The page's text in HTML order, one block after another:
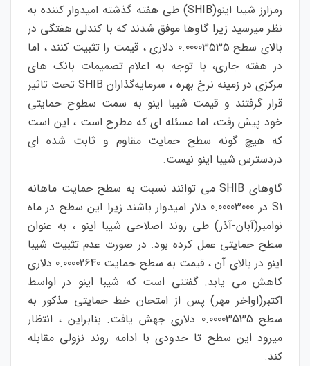
رمزارز شیبا اینو(SHIB) طی هفته گذشته امیدوار کننده به
نظر میرسید زیرا گاوها موفق شدند که با کندلی هفتگی در
بالای سطح 0.00003535 دلاری ، قیمت را تثبیت کنند ، اما
در هفته جاری، با توجه به اعلام تصمیمات بانک های
مرکزی در زمینه نرخ بهره ، سرمایه‌گذاران SHIB تحت تاثیر
قرار گرفتند و قیمت‌ شیبا اینو به سمت سطوح حمایتی
خود پیش رفت، اما مسئله ای که مطرح است ، این است
که هیچ گونه سطح حمایت مقاوم و ثابت شده ای
دردسترس شیبا اینو نیست.
گاوهای SHIB می توانند نسبت به سطح حمایت ماهانه
S1 در 0.00003000 دلار امیدوار باشند زیرا این سطح در ماه
نوامبر(آبان-آذر) طی روند اصلاحی شیبا اینو ، به عنوان
سطح حمایتی عمل کرده بود. در صورت عدم تثبیت شیبا
اینو در بالای آن ، قیمت به سطح حمایت 0.00002640 دلاری
کاهش می یابد. گفتنی است که شیبا اینو در اواسط
اکتبر(اواخر مهر) پس از امتحان خط حمایتی مذکور به
سطح 0.00003535 دلاری جهش یافت. بنابراین ، انتظار
میرود این سطح تا حدودی با ادامه روند نزولی مقابله
کند.